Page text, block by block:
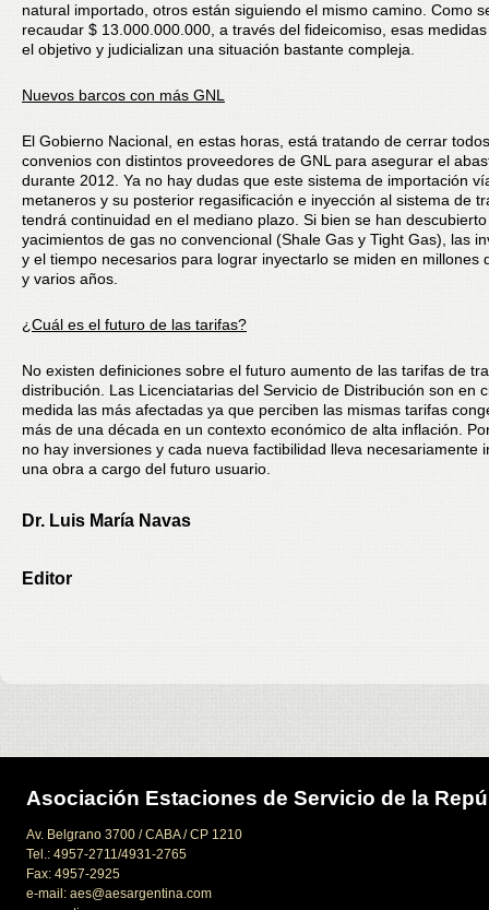
natural importado, otros están siguiendo el mismo camino. Como
recaudar $ 13.000.000.000, a través del fideicomiso, esas
el objetivo y judicializan una situación bastante compleja.
Nuevos barcos con más GNL
El Gobierno Nacional, en estas horas, está tratando de cerrar
convenios con distintos proveedores de GNL para asegurar el
durante 2012. Ya no hay dudas que este sistema de importación
metaneros y su posterior regasificación e inyección al sistema de
tendrá continuidad en el mediano plazo. Si bien se han
yacimientos de gas no convencional (Shale Gas y Tight Gas), las
y el tiempo necesarios para lograr inyectarlo se miden en millones
y varios años.
¿Cuál es el futuro de las tarifas?
No existen definiciones sobre el futuro aumento de las tarifas de
distribución. Las Licenciatarias del Servicio de Distribución son en
medida las más afectadas ya que perciben las mismas tarifas
más de una década en un contexto económico de alta inflación.
no hay inversiones y cada nueva factibilidad lleva necesariamente
una obra a cargo del futuro usuario.
Dr. Luis María Navas
Editor
Asociación Estaciones de Servicio de la
Av. Belgrano 3700 / CABA / CP 1210
Tel.: 4957-2711/4931-2765
Fax: 4957-2925
e-mail: aes@aesargentina.com